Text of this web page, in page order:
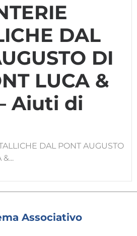
DAL
DI
LUCA &
Aiuti di
DAL PONT AUGUSTO
Associativo